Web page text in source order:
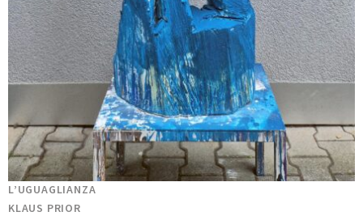
L’UGUAGLIANZA
KLAUS PRIOR